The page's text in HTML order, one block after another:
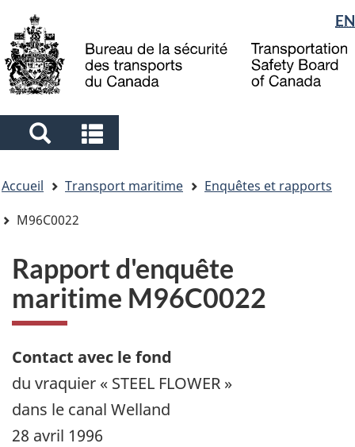
to
main
to
"About
government"
à
la
Sélection
de
la
langue
EN
Search
and
menus
and
menus
êtes
ici
Accueil Transport maritime
Enquêtes et rapports
M96C0022
Rapport d'enquête
maritime M96C0022
Contact avec le fond
du vraquier « STEEL FLOWER »
dans le canal Welland
28 avril 1996